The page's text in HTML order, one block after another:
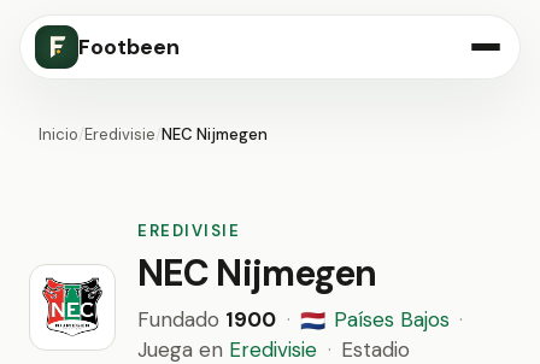
Footbeen
Inicio/Eredivisie/NEC Nijmegen
EREDIVISIE
NEC Nijmegen
Fundado 1900 · 🇳🇱 Países Bajos ·
Juega en Eredivisie · Estadio